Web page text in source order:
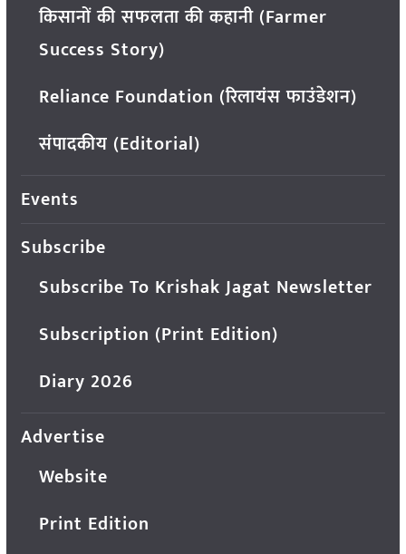
किसानों की सफलता की कहानी (Farmer
Success Story)
Reliance Foundation (रिलायंस फाउंडेशन)
संपादकीय (Editorial)
Events
Subscribe
Subscribe To Krishak Jagat Newsletter
Subscription (Print Edition)
Diary 2026
Advertise
Website
Print Edition